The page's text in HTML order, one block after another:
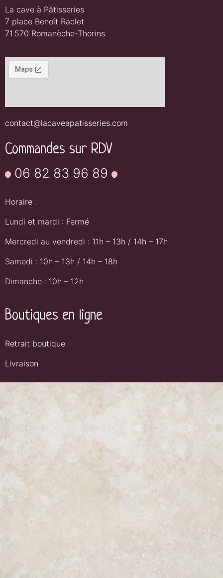
La cave à Pâtisseries
7 place Benoît Raclet
71 570 Romanèche-Thorins
contact@lacaveapatisseries.com
Commandes sur RDV
06 82 83 96 89
Horaire :
Lundi et mardi : Fermé
Mercredi au vendredi : 11h – 13h / 14h – 17h
Samedi : 10h – 13h / 14h – 18h
Dimanche : 10h – 12h
Boutiques en ligne
Retrait boutique
Livraison